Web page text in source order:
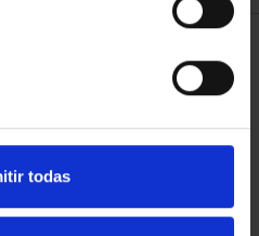
todas